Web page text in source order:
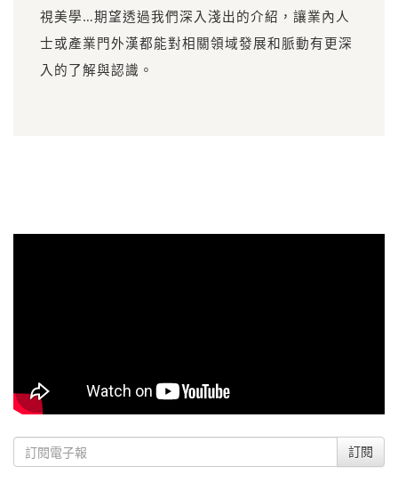
視美學…期望透過我們深入淺出的介紹，讓業內人
士或產業門外漢都能對相關領域發展和脈動有更深
入的了解與認識。
訂閱